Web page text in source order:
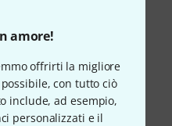
amore!
offrirti la migliore
con tutto ciò
include, ad esempio,
personalizzati e il
può essere alimentato
rete elettrica.